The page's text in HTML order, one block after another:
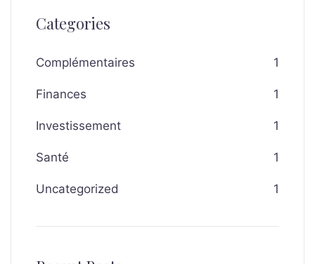
Categories
Complémentaires 1
Finances 1
Investissement 1
Santé 1
Uncategorized 1